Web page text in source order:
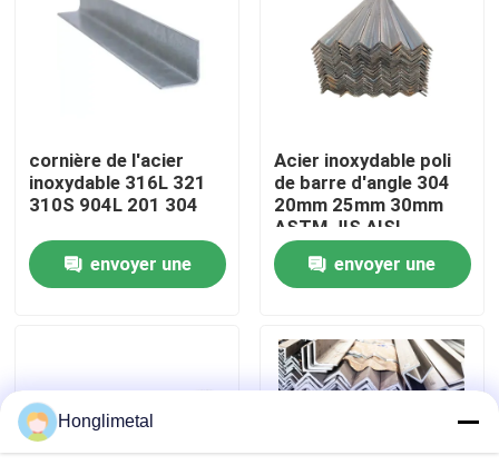
Au sujet de nous
Contrôle de qualité
Contactez-nous
Cas
cornière de l'acier
inoxydable 316L 321
310S 904L 201 304
envoyer une
Acier inoxydable poli
de barre d'angle 304
20mm 25mm 30mm
ASTM JIS AISI
envoyer une
Honglimetal